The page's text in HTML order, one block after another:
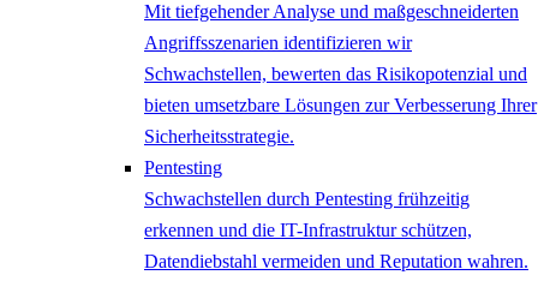
Mit tiefgehender Analyse und maßgeschneiderten
Angriffsszenarien identifizieren wir
Schwachstellen, bewerten das Risikopotenzial und
bieten umsetzbare Lösungen zur Verbesserung Ihrer
Sicherheitsstrategie.
Pentesting
Schwachstellen durch Pentesting frühzeitig
erkennen und die IT-Infrastruktur schützen,
Datendiebstahl vermeiden und Reputation wahren.